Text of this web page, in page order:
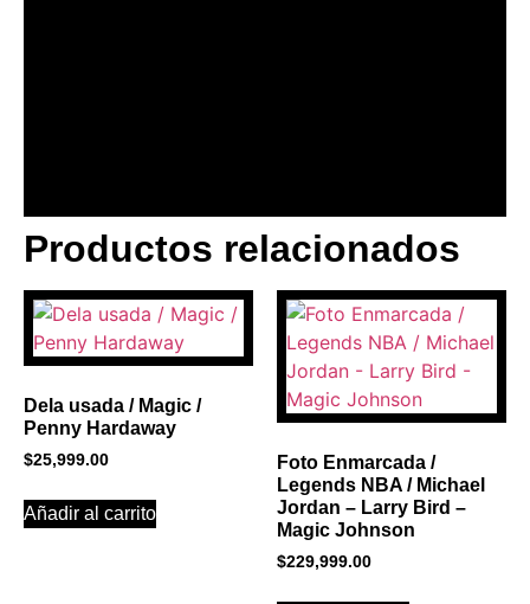
BANNER CON
PROMOCIONES 1
Click Here
Productos relacionados
Dela usada / Magic /
Penny Hardaway
$25,999.00
Añadir al carrito
Foto Enmarcada /
Legends NBA / Michael
Jordan – Larry Bird –
Magic Johnson
$229,999.00